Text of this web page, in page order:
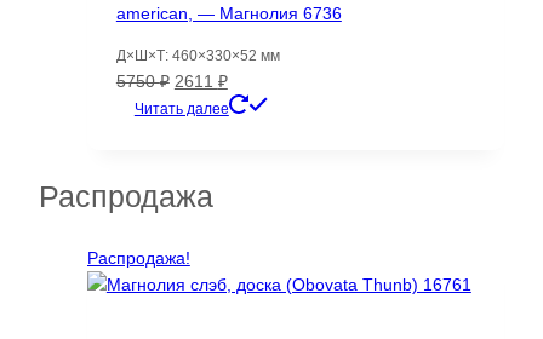
american, — Магнолия 6736
Д×Ш×Т: 460×330×52 мм
5750₽ Первоначальная
цена
2611 ₽Текущая
цена:
Читать далее
Распродажа
Распродажа!